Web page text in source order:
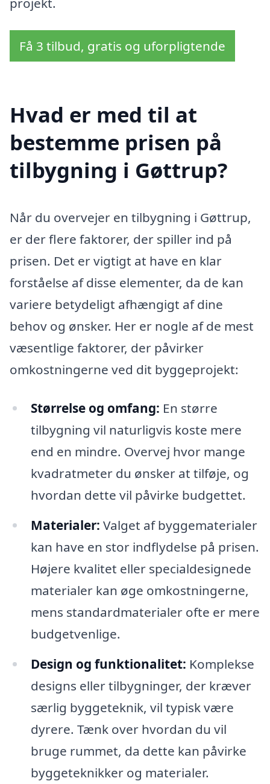
Få 3 tilbud, gratis og uforpligtende
Hvad er med til at
bestemme prisen på
tilbygning i Gøttrup?
Når du overvejer en tilbygning i Gøttrup,
er der flere faktorer, der spiller ind på
prisen. Det er vigtigt at have en klar
forståelse af disse elementer, da de kan
variere betydeligt afhængigt af dine
behov og ønsker. Her er nogle af de mest
væsentlige faktorer, der påvirker
omkostningerne ved dit byggeprojekt:
Størrelse og omfang: En større
tilbygning vil naturligvis koste mere
end en mindre. Overvej hvor mange
kvadratmeter du ønsker at tilføje, og
hvordan dette vil påvirke budgettet.
Materialer: Valget af byggematerialer
kan have en stor indflydelse på prisen.
Højere kvalitet eller specialdesignede
materialer kan øge omkostningerne,
mens standardmaterialer ofte er mere
budgetvenlige.
Design og funktionalitet: Komplekse
designs eller tilbygninger, der kræver
særlig byggeteknik, vil typisk være
dyrere. Tænk over hvordan du vil
bruge rummet, da dette kan påvirke
byggeteknikker og materialer.